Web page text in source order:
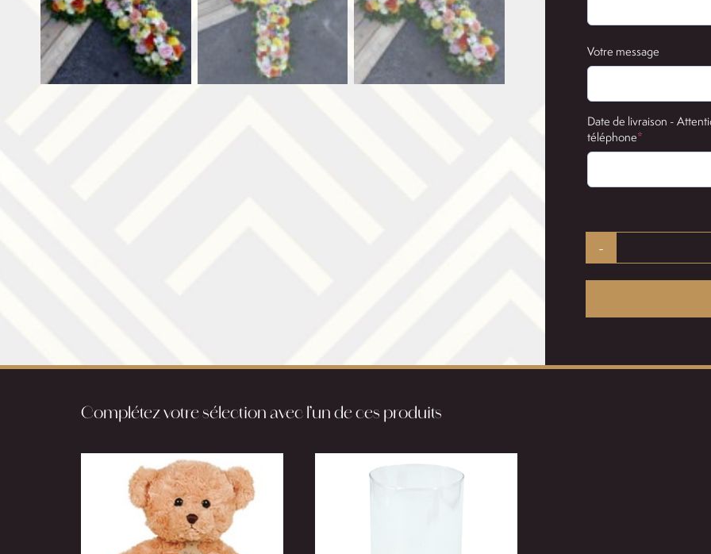
Votre message
Date de livraison -
téléphone*
Complétez votre sélection avec l’un de ces produits